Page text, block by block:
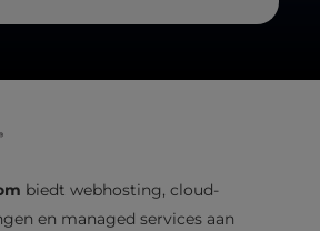
biedt webhosting, cloud-
en managed services aan